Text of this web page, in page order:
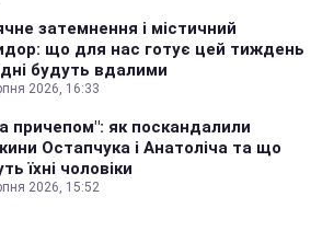
затемнення і містичний
що для нас готує цей тиждень
дні будуть вдалими
2026, 16:33
причепом": як поскандалили
Остапчука і Анатоліча та що
їхні чоловіки
2026, 15:52